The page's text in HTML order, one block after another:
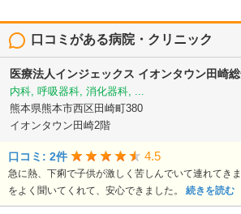
口コミがある病院・クリニック
医療法人インジェックス イオンタウン田崎
内科, 呼吸器科, 消化器科, ...
熊本県熊本市西区田崎町380
イオンタウン田崎2階
口コミ: 2件 4.5
急に熱、下痢で子供が激しく苦しんでいて連れてき
をよく聞いてくれて、安心できました。 続きを読む